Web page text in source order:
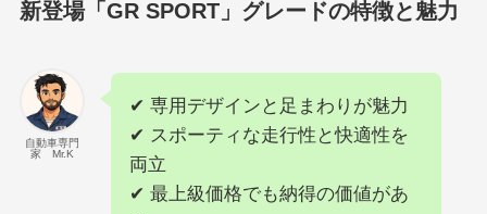
新登場「GR SPORT」グレードの特徴と魅力
自動車専門
家 Mr.K
✔ 専用デザインと足まわりが魅力
✔ スポーティな走行性と快適性を
両立
✔ 最上級価格でも納得の価値があ